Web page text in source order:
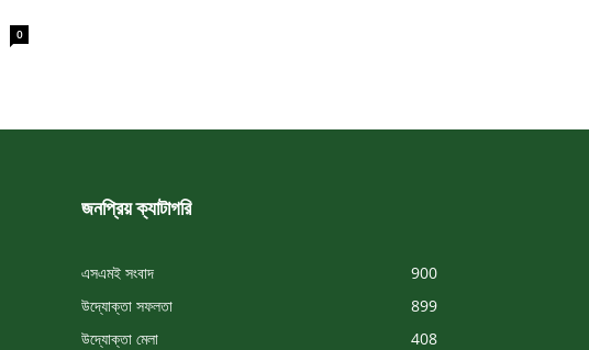
0
জনপ্রিয় ক্যাটাগরি
এসএমই সংবাদ
900
উদ্যোক্তা সফলতা
899
উদ্যোক্তা মেলা
408